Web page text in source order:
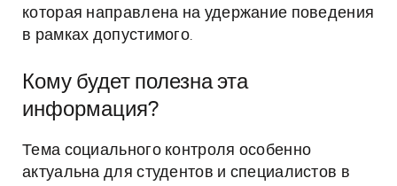
которая направлена на удержание поведения
в рамках допустимого.
Кому будет полезна эта
информация?
Тема социального контроля особенно
актуальна для студентов и специалистов в